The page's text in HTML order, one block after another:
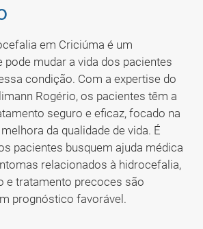
em Criciúma é um
pode mudar a vida dos pacientes
condição. Com a expertise do
Rogério, os pacientes têm a
seguro e eficaz, focado na
da qualidade de vida. É
pacientes busquem ajuda médica
relacionados à hidrocefalia,
e tratamento precoces são
prognóstico favorável.